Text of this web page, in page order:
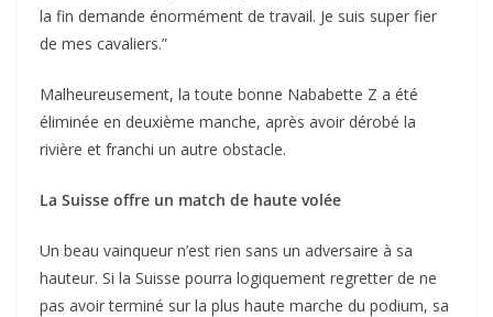
la fin demande énormément de travail. Je suis super fier
de mes cavaliers.”
Malheureusement, la toute bonne Nababette Z a été
éliminée en deuxième manche, après avoir dérobé la
rivière et franchi un autre obstacle.
La Suisse offre un match de haute volée
Un beau vainqueur n’est rien sans un adversaire à sa
hauteur. Si la Suisse pourra logiquement regretter de ne
pas avoir terminé sur la plus haute marche du podium, sa